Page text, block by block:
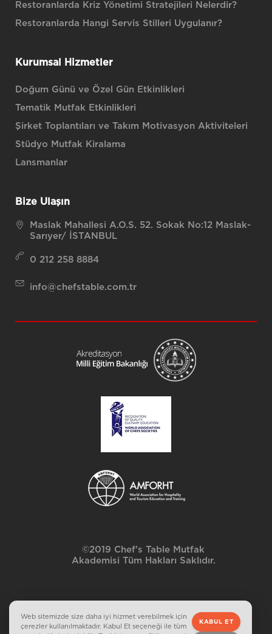
Restoranlarda Kriz Yönetimi Stratejileri Nelerdir?
Restoranlarda Hangi Servis Stilleri Uygulanır?
Kurumsal Hizmetler
Doğum Günü ve Özel Gün Etkinlikleri
Tematik Mutfak Etkinlikleri
Şirket Toplantıları ve Takım Motivasyon Aktiviteleri
Stüdyo Mutfak Kiralama
Lansmanlar
Bize Ulaşın
Maslak Mahallesi A.O.S. 52. Sokak No:12 Maslak-
Sarıyer/ İSTANBUL
0 212 258 8884
info@chefstable.com.tr
©2019 Chef's Table Mutfak
Akademisi Tüm Hakları Saklıdır.
Web sitemizde size daha iyi hizmet verebilmek için
çerezler kullanılmaktadır. Kabul Et seçeneği ile tüm
KABUL ET